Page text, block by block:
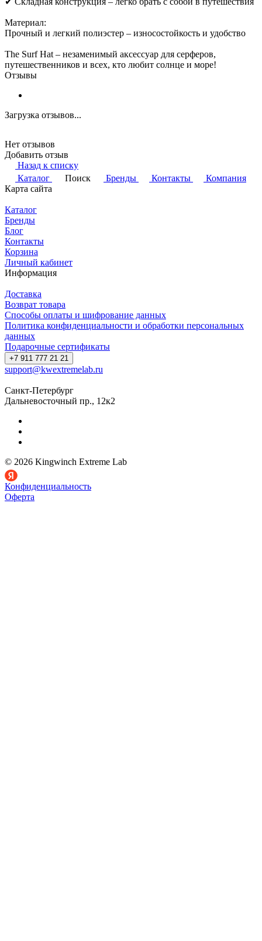
Материал:
Прочный и легкий полиэстер – износостойкость и удобство
The Surf Hat – незаменимый аксессуар для серферов,
путешественников и всех, кто любит солнце и море!
Отзывы
Загрузка отзывов...
Нет отзывов
Добавить отзыв
Назад к списку
Каталог
Поиск Бренды Контакты
Компания
Карта сайта
Каталог
Бренды
Блог
Контакты
Корзина
Личный кабинет
Информация
Доставка
Возврат товара
Способы оплаты и шифрование данных
Политика конфиденциальности и обработки персональных
данных
Подарочные сертификаты
+7 911 777 21 21
support@kwextremelab.ru
Санкт-Петербург
Дальневосточный пр., 12к2
© 2026 Kingwinch Extreme Lab
Конфиденциальность
Оферта